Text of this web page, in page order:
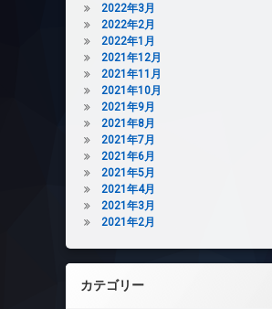
2022年3月
2022年2月
2022年1月
2021年12月
2021年11月
2021年10月
2021年9月
2021年8月
2021年7月
2021年6月
2021年5月
2021年4月
2021年3月
2021年2月
カテゴリー